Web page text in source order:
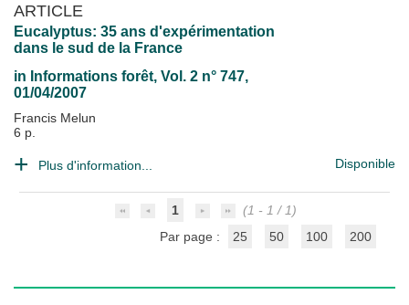
ARTICLE
Eucalyptus: 35 ans d'expérimentation
dans le sud de la France
in Informations forêt, Vol. 2 n° 747,
01/04/2007
Francis Melun
6 p.
Plus d'information... Disponible
1
(1 - 1 / 1)
Par page :
25 50 100 200